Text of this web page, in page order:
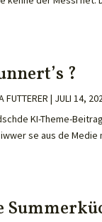
?
FUTTERER | JULI 14,
KI-Theme-
se aus de Medie